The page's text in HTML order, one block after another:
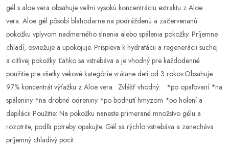
gél s aloe vera obsahuje veľmi vysokú koncentráciu extraktu z Aloe
vera. Aloe gél pôsobí blahodarne na podráždenú a začervenanú
pokožku vplyvom nadmerného slnenia alebo spálenia pokožky. Príjemne
chladí, osviežuje a upokojuje. Prispieva k hydratácii a regenerácii suchej
a citlivej pokožky. Ľahko sa vstrebáva a je vhodný pre každodenné
použitie pre všetky vekové kategórie vrátane detí od 3 rokov.Obsahuje
97% koncentrát výťažku z Aloe vera. Zvlášť vhodný: *po opaľovaní *na
spáleniny *na drobné odreniny *po bodnutí hmyzom *po holení a
depilácii Použitie: Na pokožku naneste primerané množstvo gélu a
rozotrite, podľa potreby opakujte. Gél sa rýchlo vstrebáva a zanecháva
príjemný chladivý pocit